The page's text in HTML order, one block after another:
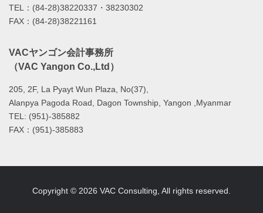
TEL：(84-28)38220337・38230302
FAX：(84-28)38221161
VACヤンゴン会計事務所
（VAC Yangon Co.,Ltd）
205, 2F, La Pyayt Wun Plaza, No(37),
Alanpya Pagoda Road, Dagon Township, Yangon ,Myanmar
TEL: (951)-385882
FAX：(951)-385883
Copyright © 2026 VAC Consulting, All rights reserved.